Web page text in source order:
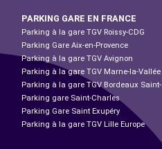
PARKING GARE EN FRANCE
Parking à la gare TGV Roissy-CDG
Parking Gare Aix-en-Provence
Parking à la gare TGV Avignon
Parking à la gare TGV Marne-la-Vallée
Parking à la gare TGV Bordeaux
Parking gare Saint-Charles
Parking Gare Saint Exupéry
Parking à la gare TGV Lille Europe